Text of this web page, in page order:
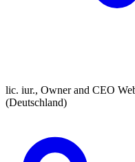
lic. iur., Owner and CEO
(Deutschland)